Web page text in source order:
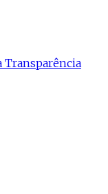
Transparência